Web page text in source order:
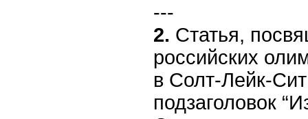
---
2. Статья,
российских
в Солт-Лейк-
подзаголовок